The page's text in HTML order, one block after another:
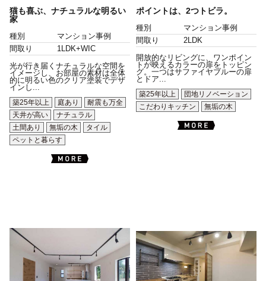
猫も喜ぶ、ナチュラルな明るい
家
種別
マンション事例
間取り
1LDK+WIC
光が行き届くナチュラルな空間を
イメージし、お部屋の素材は全体
的に明るい色のクリア塗装でデザ
インし...
築25年以上
庭あり
耐震も万全
天井が高い
ナチュラル
土間あり
無垢の木
タイル
ペットと暮らす
ポイントは、2つトビラ。
種別
マンション事例
間取り
2LDK
開放的なリビングに、ワンポイン
トが映えるカラーの扉をトッピン
グ。一つはサファイヤブルーの扉
とドア...
築25年以上
団地リノベーション
こだわりキッチン
無垢の木